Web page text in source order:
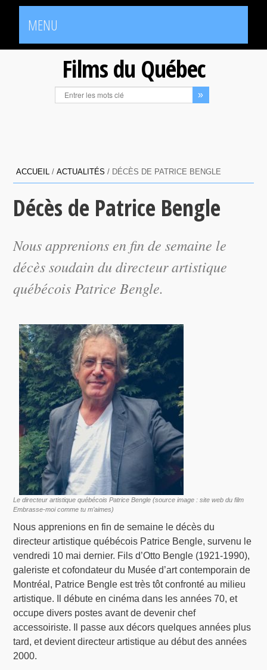
MENU
Films du Québec
ACCUEIL /ACTUALITÉS / DÉCÈS DE PATRICE BENGLE
Décès de Patrice Bengle
Nous apprenions en fin de semaine le
décès soudain du directeur artistique
québécois Patrice Bengle.
Le directeur artistique québécois Patrice Bengle (source image : site web du film
Embrasse-moi comme tu m’aimes)
Nous apprenions en fin de semaine le décès du
directeur artistique québécois Patrice Bengle, survenu le
vendredi 10 mai dernier. Fils d’Otto Bengle (1921-1990),
galeriste et cofondateur du Musée d’art contemporain de
Montréal, Patrice Bengle est très tôt confronté au milieu
artistique. Il débute en cinéma dans les années 70, et
occupe divers postes avant de devenir chef
accessoiriste. Il passe aux décors quelques années plus
tard, et devient directeur artistique au début des années
2000.